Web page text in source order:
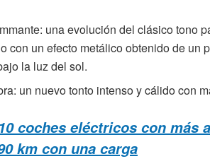
una evolución del clásico tono
con un efecto metálico obtenido de un
la luz del sol.
un nuevo tonto intenso y cálido con
coches eléctricos con más
km con una carga